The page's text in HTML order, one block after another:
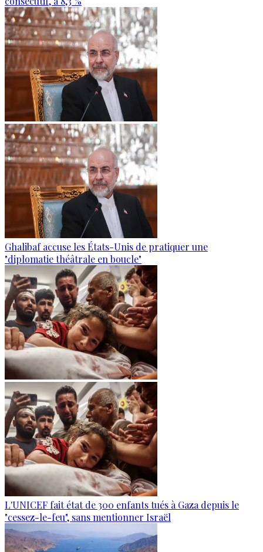
Ghalibaf accuse les États-Unis de pratiquer une
"diplomatie théâtrale en boucle"
L'UNICEF fait état de 300 enfants tués à Gaza depuis le
"cessez-le-feu", sans mentionner Israël